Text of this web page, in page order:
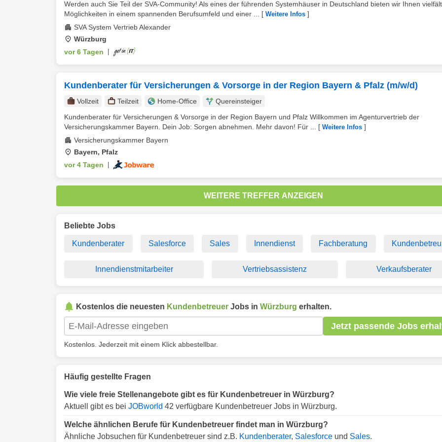
Werden auch Sie Teil der SVA-Community! Als eines der führenden Systemhäuser in Deutschland bieten wir Ihnen
Möglichkeiten in einem spannenden Berufsumfeld und einer ...
[ Weitere Infos ]
SVA System Vertrieb Alexander
Würzburg
vor 6 Tagen
Kundenberater für Versicherungen & Vorsorge in der Region Bayern & Pfalz (m/w/d)
Vollzeit Teilzeit Home-Office
Quereinsteiger
Kundenberater für Versicherungen & Vorsorge in der Region Bayern und Pfalz Willkommen im Agenturvertrieb der
Versicherungskammer Bayern. Dein Job: Sorgen abnehmen. Mehr davon! Für ...
[ Weitere Infos ]
Versicherungskammer Bayern
Bayern, Pfalz
vor 4 Tagen
WEITERE TREFFER ANZEIGEN
Beliebte Jobs
Kundenberater Salesforce Sales Innendienst Fachberatung
Innendienstmitarbeiter Vertriebsassistenz Verkaufsberater
Kostenlos die neuesten Kundenbetreuer Jobs in Würzburg erhalten.
Jetzt passende Jobs
Kostenlos. Jederzeit mit einem Klick abbestellbar.
Häufig gestellte Fragen
Wie viele freie Stellenangebote gibt es für Kundenbetreuer in Würzburg?
Aktuell gibt es bei JOBworld 42 verfügbare Kundenbetreuer Jobs in Würzburg.
Welche ähnlichen Berufe für Kundenbetreuer findet man in Würzburg?
Ähnliche Jobsuchen für Kundenbetreuer sind z.B. Kundenberater, Salesforce und Sales.